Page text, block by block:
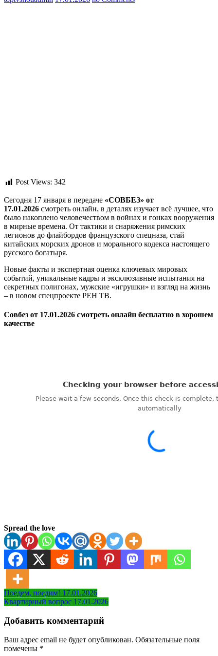
Post Views: 342
Сегодня 17 января в передаче «СОВБЕЗ» от
17.01.2026 смотреть онлайн, в деталях изучает всё лучшее, что
было накоплено человечеством в войнах и гонках вооружения
в мирные времена. От тактики и снаряжения римских
легионов до флайбордов французского спецназа, стай
китайских морских дронов и морального кодекса настоящего
русского богатыря.
Новые факты и экспертная оценка ключевых мировых
событий, уникальные кадры и эксклюзивные испытания на
секретных полигонах, мужские «игрушки» и взгляд на жизнь
– в новом спецпроекте РЕН ТВ.
Совбез от 17.01.2026 смотреть онлайн бесплатно в хорошем
качестве
Spread the love
Навигация
по
записям
Поедем, поедим! 17.01.2026
Квартирный вопрос 17.01.2026
Добавить комментарий
Ваш адрес email не будет опубликован. Обязательные поля
помечены *